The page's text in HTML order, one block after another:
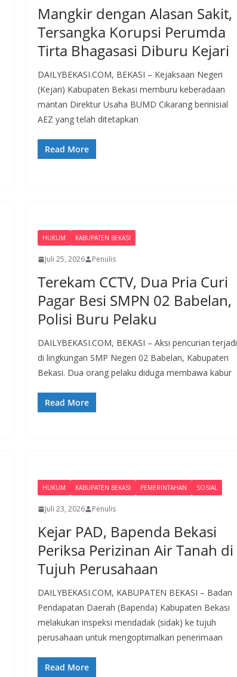
Mangkir dengan Alasan Sakit,
Tersangka Korupsi Perumda
Tirta Bhagasasi Diburu Kejari
DAILYBEKASI.COM, BEKASI – Kejaksaan Negeri
(Kejari) Kabupaten Bekasi memburu keberadaan
mantan Direktur Usaha BUMD Cikarang berinisial
AEZ yang telah ditetapkan
Read More
HUKUM KABUPATEN BEKASI
Juli 25, 2026 Penulis
Terekam CCTV, Dua Pria Curi
Pagar Besi SMPN 02 Babelan,
Polisi Buru Pelaku
DAILYBEKASI.COM, BEKASI – Aksi pencurian terjadi
di lingkungan SMP Negeri 02 Babelan, Kabupaten
Bekasi. Dua orang pelaku diduga membawa kabur
Read More
HUKUM KABUPATEN BEKASI PEMERINTAHAN SOSIAL
Juli 23, 2026 Penulis
Kejar PAD, Bapenda Bekasi
Periksa Perizinan Air Tanah di
Tujuh Perusahaan
DAILYBEKASI.COM, KABUPATEN BEKASI – Badan
Pendapatan Daerah (Bapenda) Kabupaten Bekasi
melakukan inspeksi mendadak (sidak) ke tujuh
perusahaan untuk mengoptimalkan penerimaan
Read More